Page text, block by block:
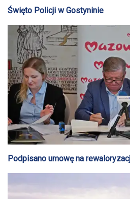
Święto Policji w Gostyninie
Podpisano umowę na
Floriańskiej